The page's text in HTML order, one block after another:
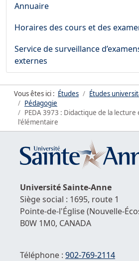
Annuaire
Horaires des cours et des
Service de surveillance
externes
Vous êtes ici : Études Études
Pédagogie
PEDA 3973 : Didactique de la
l'élémentaire
UniversitéSainte-Anne
Siège social : 1695, route 1
Pointe-de-l'Église(Nouvelle-
B0W 1M0, CANADA
Téléphone : 902-769-2114